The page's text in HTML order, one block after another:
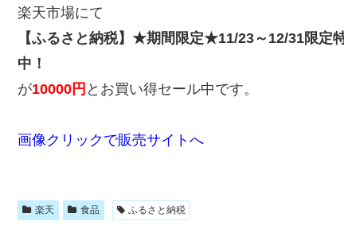
楽天市場にて
【ふるさと納税】★期間限定★11/23～12/31限定
中！
が10000円 とお買い得セール中です。
画像クリックで販売サイトへ
楽天 食品 ふるさと納税